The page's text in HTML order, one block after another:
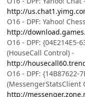
http://
O16 - DPF: Yahoo!
http://
O16 - DPF: {04E214E5-
(HouseCall Control) -
http://
O16 - DPF: {14B87622-
(MessengerStatsClient
http://